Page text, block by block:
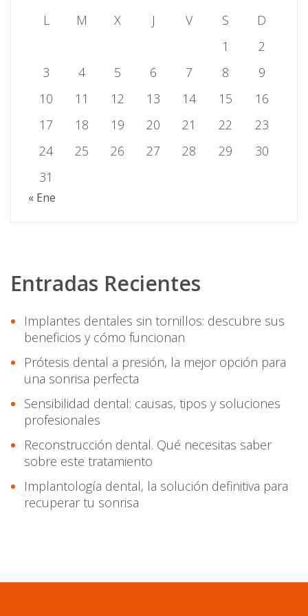
L M X J V S
D
1
2
3
4 5 6 7 8
9
10
11 12 13 14 15
16
17
18 19 20 21 22
23
24
25 26 27 28 29
30
31
« Ene
Entradas Recientes
Implantes dentales sin tornillos: descubre sus
beneficios y cómo funcionan
Prótesis dental a presión, la mejor opción para
una sonrisa perfecta
Sensibilidad dental: causas, tipos y soluciones
profesionales
Reconstrucción dental. Qué necesitas saber
sobre este tratamiento
Implantología dental, la solución definitiva para
recuperar tu sonrisa